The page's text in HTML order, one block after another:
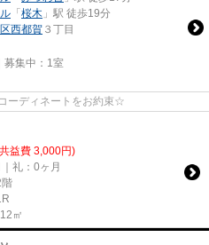
「桜木 」駅 徒歩19分
西都賀 ３丁目
集中： 1室
ーディネートをお約束☆
益費 3,000円)
礼：0ヶ月
階
㎡